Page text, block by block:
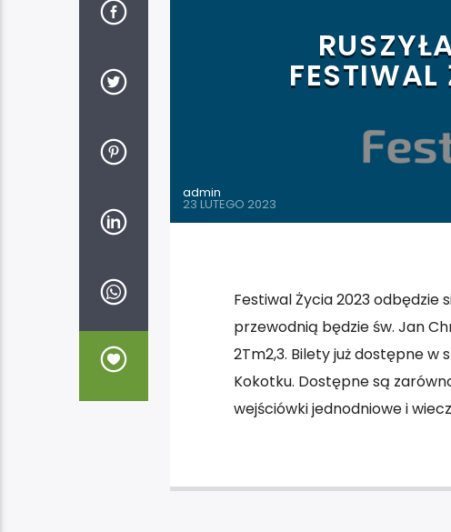
admin
23 LUTEGO 2023
Festiwal Życia 2023 odbędzie
przewodnią będzie św. Jan
2Tm2,3. Bilety już dostępne w
Kokotku. Dostępne są
wejściówki jednodniowe i